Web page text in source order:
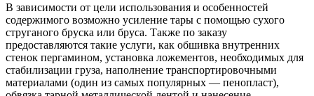
В зависимости от цели использования и особенностей
содержимого возможно усиление тары с помощью сухого
струганого бруска или бруса. Также по заказу
предоставляются такие услуги, как обшивка внутренних
стенок пергамином, установка ложементов, необходимых для
стабилизации груза, наполнение транспортировочными
материалами (один из самых популярных — пенопласт),